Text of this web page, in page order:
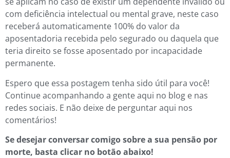
com deficiência intelectual ou mental grave, neste caso
receberá automaticamente 100% do valor da
aposentadoria recebida pelo segurado ou daquela que
teria direito se fosse aposentado por incapacidade
permanente.
Espero que essa postagem tenha sido útil para você!
Continue acompanhando a gente aqui no blog e nas
redes sociais. E não deixe de perguntar aqui nos
comentários!
Se desejar conversar comigo sobre a sua pensão por
morte, basta clicar no botão abaixo!